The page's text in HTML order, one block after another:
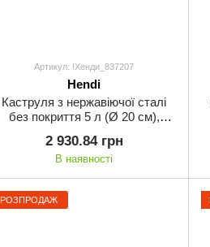
Артикул: !Хенди_837207
Hendi
Каструля з нержавіючої сталі
без покриття 5 л (Ø 20 см),
2 930.84 грн
В наявності
РОЗПРОДАЖ